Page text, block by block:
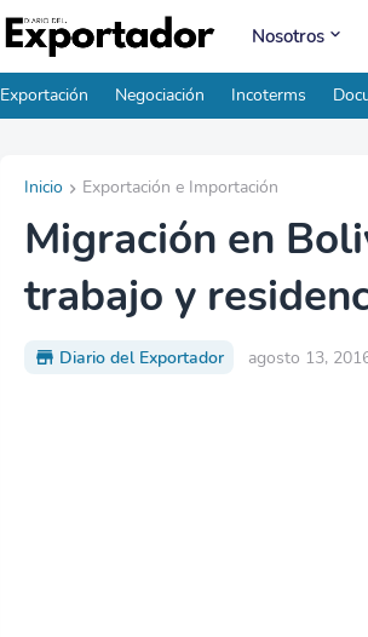
Nosotros
Exportación Negociación Incoterms
Inicio Exportación e Importación
Migración en
trabajo y
Diario del Exportador agosto 13,